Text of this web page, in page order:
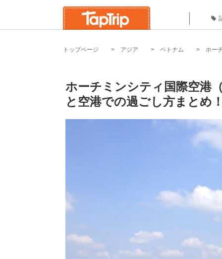
トップページ アジア ベトナム ホー
ホーチミンシティ国際空港
と空港での過ごし方まとめ